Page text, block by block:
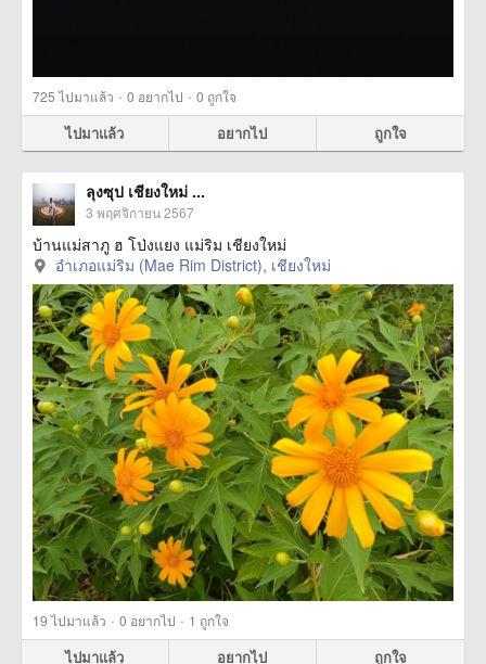
725ไปมาแล้ว · 0 อยากไป · 0 ถูกใจ
ไปมาแล้ว อยากไป ถูกใจ
ลุงซุป เชียงใหม่ ...
3 พฤศจิกายน 2567
บ้านแม่สาภู ฮ โป่งแยง แม่ริม เชียงใหม่
อำเภอแม่ริม (Mae Rim District), เชียงใหม่
19ไปมาแล้ว · 0 อยากไป · 1 ถูกใจ
ไปมาแล้ว อยากไป ถูกใจ